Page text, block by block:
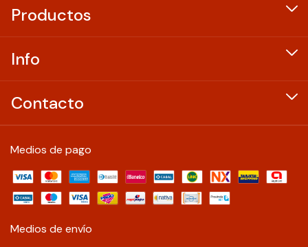
Productos
Info
Contacto
Medios de pago
Medios de envío